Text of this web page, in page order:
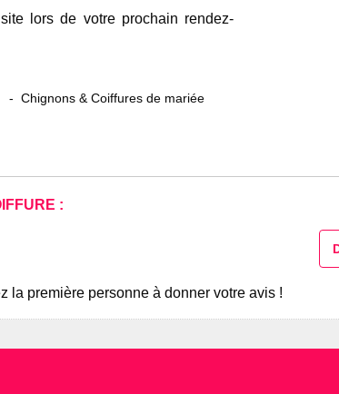
lors de votre prochain rendez-
Chignons & Coiffures de mariée
:
la première personne à donner votre avis !